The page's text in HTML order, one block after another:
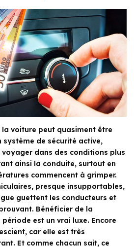
voiture peut quasiment être
système de sécurité active,
dans des conditions plus
ainsi la conduite, surtout en
commencent à grimper.
presque insupportables,
guettent les conducteurs et
Bénéficier de la
est un vrai luxe. Encore
car elle est très
Et comme chacun sait, ce